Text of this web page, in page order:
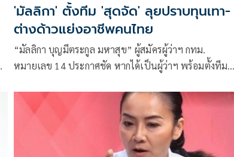
'มัลลิกา' ตั้งทีม 'สุดจัด' ลุยปราบทุนเทา-
ต่างด้าวแย่งอาชีพคนไทย
“มัลลิกา บุญมีตระกูล มหาสุข” ผู้สมัครผู้ว่าฯ กทม.
หมายเลข 14 ประกาศชัด หากได้เป็นผู้ว่าฯ พร้อมตั้งทีม